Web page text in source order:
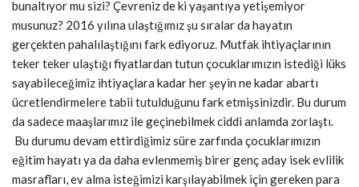
bunaltıyor mu sizi? Çevreniz de ki yaşantıya yetişemiyor
musunuz? 2016 yılına ulaştığımız şu sıralar da hayatın
gerçekten pahalılaştığını fark ediyoruz. Mutfak ihtiyaçlarının
teker teker ulaştığı fiyatlardan tutun çocuklarımızın istediği lüks
sayabileceğimiz ihtiyaçlara kadar her şeyin ne kadar abartı
ücretlendirmelere tabii tutulduğunu fark etmişsinizdir. Bu durum
da sadece maaşlarımız ile geçinebilmek ciddi anlamda zorlaştı.
Bu durumu devam ettirdiğimiz süre zarfında çocuklarımızın
eğitim hayatı ya da daha evlenmemiş birer genç aday isek evlilik
masrafları, ev alma isteğimizi karşılayabilmek için gereken para